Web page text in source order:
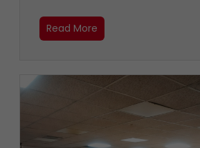
Read More